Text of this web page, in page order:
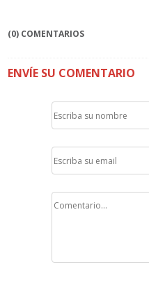
(0) COMENTARIOS
ENVÍE SU COMENTARIO